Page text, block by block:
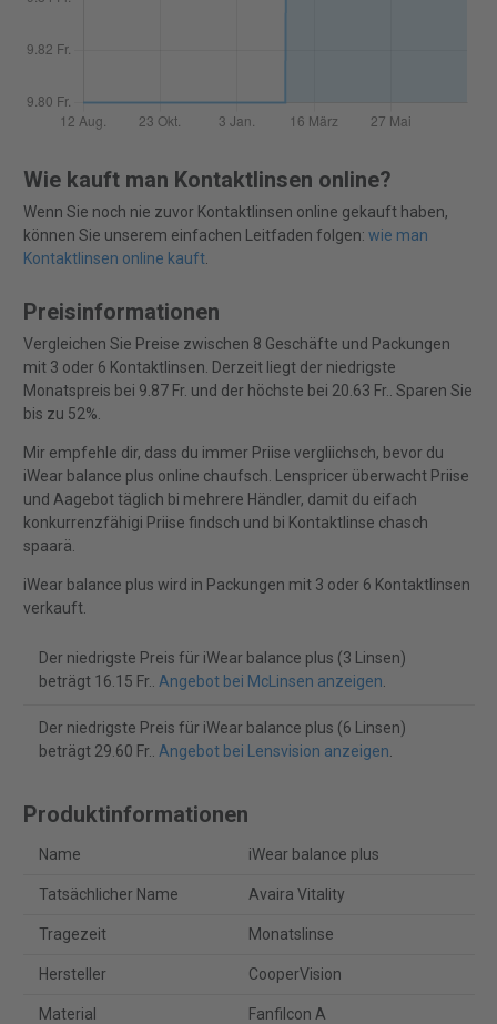
Wie kauft man Kontaktlinsen online?
Wenn Sie noch nie zuvor Kontaktlinsen online gekauft haben,
können Sie unserem einfachen Leitfaden folgen: wie man
Kontaktlinsen online kauft.
Preisinformationen
Vergleichen Sie Preise zwischen 8 Geschäfte und Packungen
mit 3 oder 6 Kontaktlinsen. Derzeit liegt der niedrigste
Monatspreis bei 9.87 Fr. und der höchste bei 20.63 Fr.. Sparen Sie
bis zu 52%.
Mir empfehle dir, dass du immer Priise vergliichsch, bevor du
iWear balance plus online chaufsch. Lenspricer überwacht Priise
und Aagebot täglich bi mehrere Händler, damit du eifach
konkurrenzfähigi Priise findsch und bi Kontaktlinse chasch
spaarä.
iWear balance plus wird in Packungen mit 3 oder 6 Kontaktlinsen
verkauft.
Der niedrigste Preis für iWear balance plus (3 Linsen)
beträgt 16.15 Fr.. Angebot bei McLinsen anzeigen.
Der niedrigste Preis für iWear balance plus (6 Linsen)
beträgt 29.60 Fr.. Angebot bei Lensvision anzeigen.
Produktinformationen
Name iWear balance plus
Tatsächlicher Name Avaira Vitality
Tragezeit Monatslinse
Hersteller CooperVision
Material Fanfilcon A